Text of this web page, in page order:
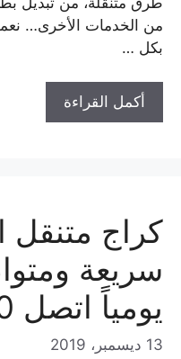
من الخدمات الأخرى…
بكل …
أكمل القراءة
كراج متنقل
يومياً اتصل 65807080
13 ديسمبر، 2019